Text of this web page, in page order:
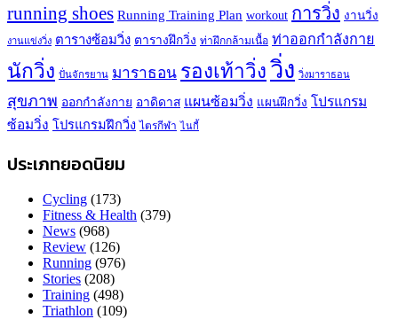
running shoes Running Training Plan workout การวิ่ง งานวิ่ง
งานแข่งวิ่ง ตารางซ้อมวิ่ง ตารางฝึกวิ่ง ท่าฝึกกล้ามเนื้อ ท่าออกกำลังกาย
นักวิ่ง ปั่นจักรยาน มาราธอน รองเท้าวิ่ง วิ่ง วิ่งมาราธอน
สุขภาพ ออกกำลังกาย อาดิดาส แผนซ้อมวิ่ง แผนฝึกวิ่ง โปรแกรม
ซ้อมวิ่ง โปรแกรมฝึกวิ่ง ไตรกีฬา ไนกี้
ประเภทยอดนิยม
Cycling (173)
Fitness & Health (379)
News (968)
Review (126)
Running (976)
Stories (208)
Training (498)
Triathlon (109)